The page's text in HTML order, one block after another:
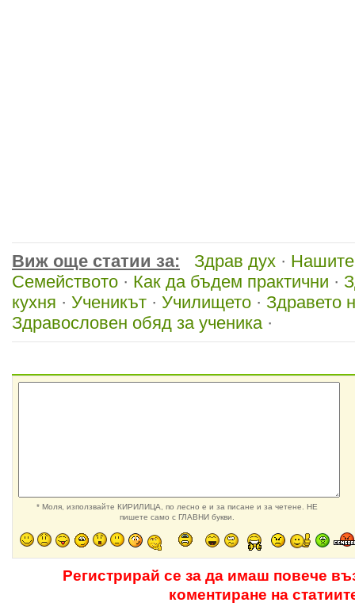
Виж още статии за: Здрав дух ·
Семейството · Как да бъдем практични ·
кухня · Ученикът · Училището · Здравето
Здравословен обяд за ученика·
* Моля, използвайте КИРИЛИЦА, по лесно е и за писане и за четене. НЕ
пишете само с ГЛАВНИ букви.
Регистрирай се за да имаш повече
коментиране на